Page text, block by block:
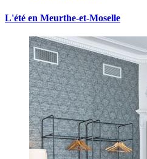
L'été en Meurthe-et-Moselle